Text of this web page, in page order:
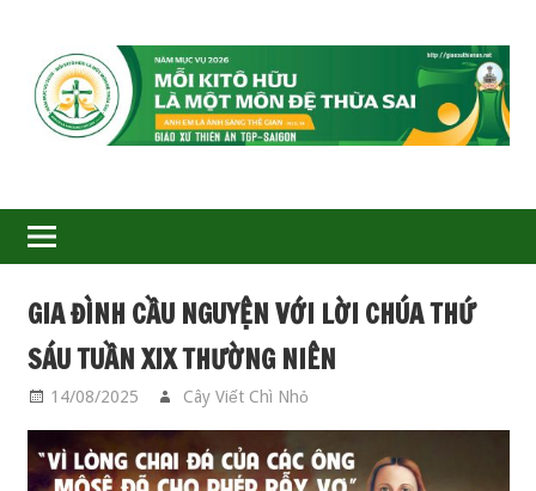
GIÁO
XỨ
THIÊN
ÂN-
TGP
SAIGON
GIA ĐÌNH CẦU NGUYỆN VỚI LỜI CHÚA THỨ
SÁU TUẦN XIX THƯỜNG NIÊN
14/08/2025 Cây Viết Chì Nhỏ